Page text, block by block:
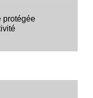
protégée